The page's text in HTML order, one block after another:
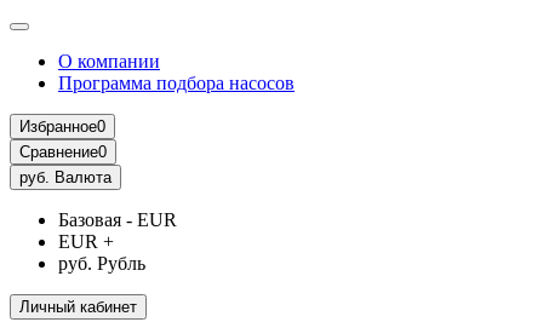
О компании
Программа подбора насосов
Избранное0
Сравнение0
руб. Валюта
Базовая - EUR
EUR +
руб. Рубль
Личный кабинет